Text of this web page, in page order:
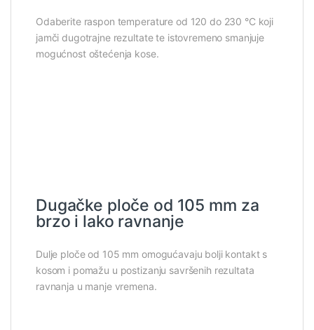
Odaberite raspon temperature od 120 do 230 °C koji
jamči dugotrajne rezultate te istovremeno smanjuje
mogućnost oštećenja kose.
Dugačke ploče od 105 mm za
brzo i lako ravnanje
Dulje ploče od 105 mm omogućavaju bolji kontakt s
kosom i pomažu u postizanju savršenih rezultata
ravnanja u manje vremena.